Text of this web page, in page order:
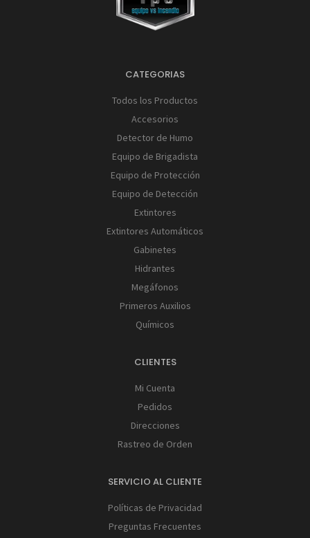
CATEGORIAS
Todos los Productos
Accesorios
Detector de Humo
Equipo de Brigadista
Equipo de Protección
Equipo de Detección
Extintores
Extintores Automáticos
Gabinetes
Hidrantes
Megáfonos
Primeros Auxilios
Químicos
CLIENTES
Mi Cuenta
Pedidos
Direcciones
Rastreo de Orden
SERVICIO AL CLIENTE
Políticas de Privacidad
Preguntas Frecuentes